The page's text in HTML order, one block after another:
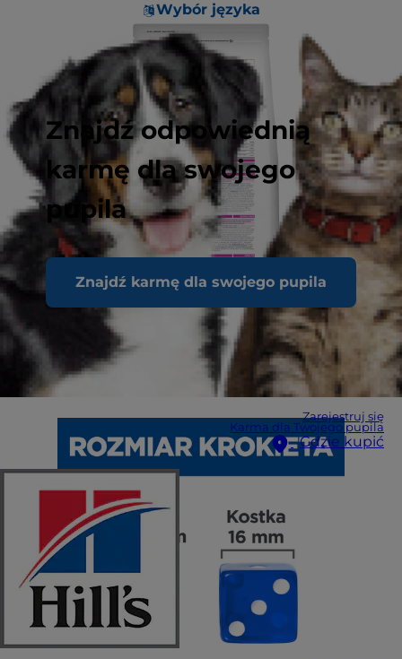
Wybór języka
Znajdź odpowiednią
karmę dla swojego
pupila
Znajdź karmę dla swojego pupila
Zarejestruj się
Karma dla Twojego pupila
Gdzie kupić